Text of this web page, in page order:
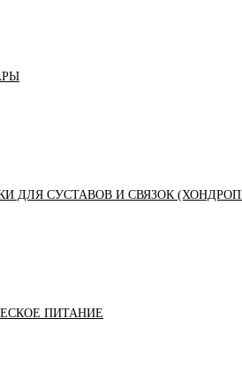
ДЛЯ СУСТАВОВ И СВЯЗОК
ПИТАНИЕ